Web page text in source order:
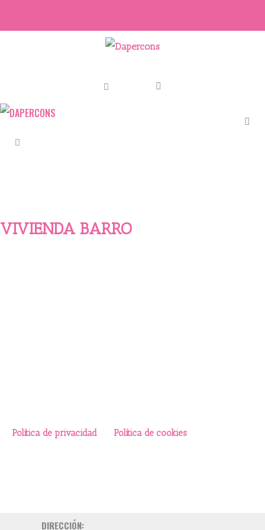
VIVIENDA BARRO
Política de privacidad Política de cookies
DIRECCIÓN: